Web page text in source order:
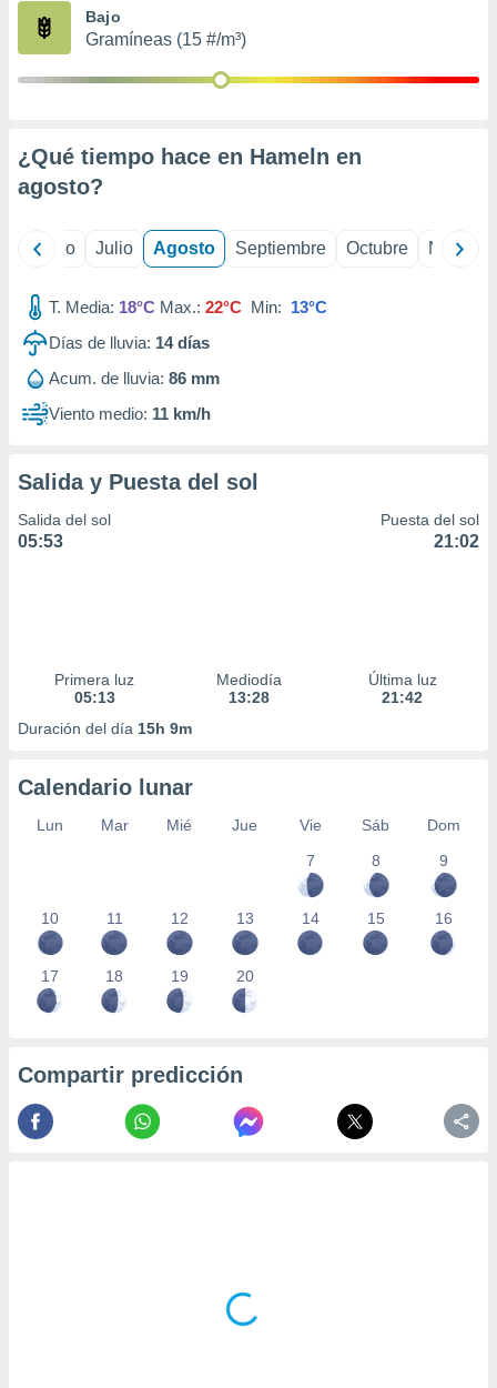
publicidad
1199
Bajo
Gramíneas (15 #/m³)
¿Qué tiempo hace en Hameln en
agosto?
Junio Julio Agosto Septiembre Octubre
T. Media: 18°C Max.: 22°C Min: 13°C
Días de lluvia: 14días
Acum. de lluvia: 86 mm
Viento medio: 11 km/h
Salida y Puesta del sol
Salida del sol
05:53
Puesta del sol
21:02
Primera luz
05:13
Mediodía
13:28
Última luz
21:42
Duración del día 15h 9m
Calendario lunar
Lun Mar Mié Jue Vie Sáb
Dom
7
8 9
10 11 12 13 14 15 16
17 18 19 20
Compartir predicción